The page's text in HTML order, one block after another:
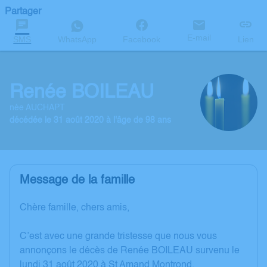
Partager
SMS WhatsApp Facebook E-mail Lien
Renée BOILEAU
née AUCHAPT
décédée le 31 août 2020 à l'âge de 98 ans
Message de la famille
Chère famille, chers amis,
C’est avec une grande tristesse que nous vous
annonçons le décès de Renée BOILEAU survenu le